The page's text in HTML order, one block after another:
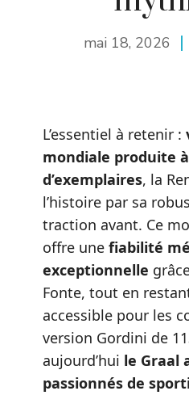
mai 18, 2026
L’essentiel à retenir :
mondiale produite
d’exemplaires, la
l’histoire par sa
traction avant. Ce
offre une fiabilité
exceptionnelle
Fonte, tout en
accessible pour les
version Gordini de
aujourd’hui le Graal
passionnés de